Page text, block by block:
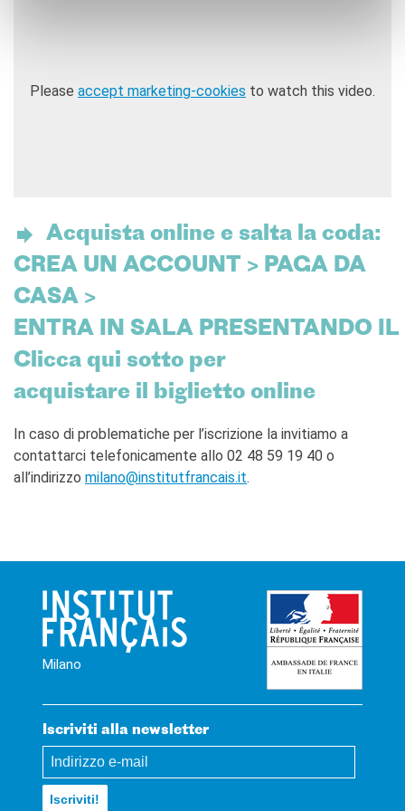
Please accept marketing-cookies to watch this video.
Acquista online e salta la coda:
CREA UN ACCOUNT > PAGA DA
CASA >
ENTRA IN SALA PRESENTANDO IL
Clicca qui sotto per
acquistare il biglietto online
In caso di problematiche per l’iscrizione la invitiamo a
contattarci telefonicamente allo 02 48 59 19 40 o
all’indirizzo milano@institutfrancais.it.
Milano
Iscriviti alla newsletter